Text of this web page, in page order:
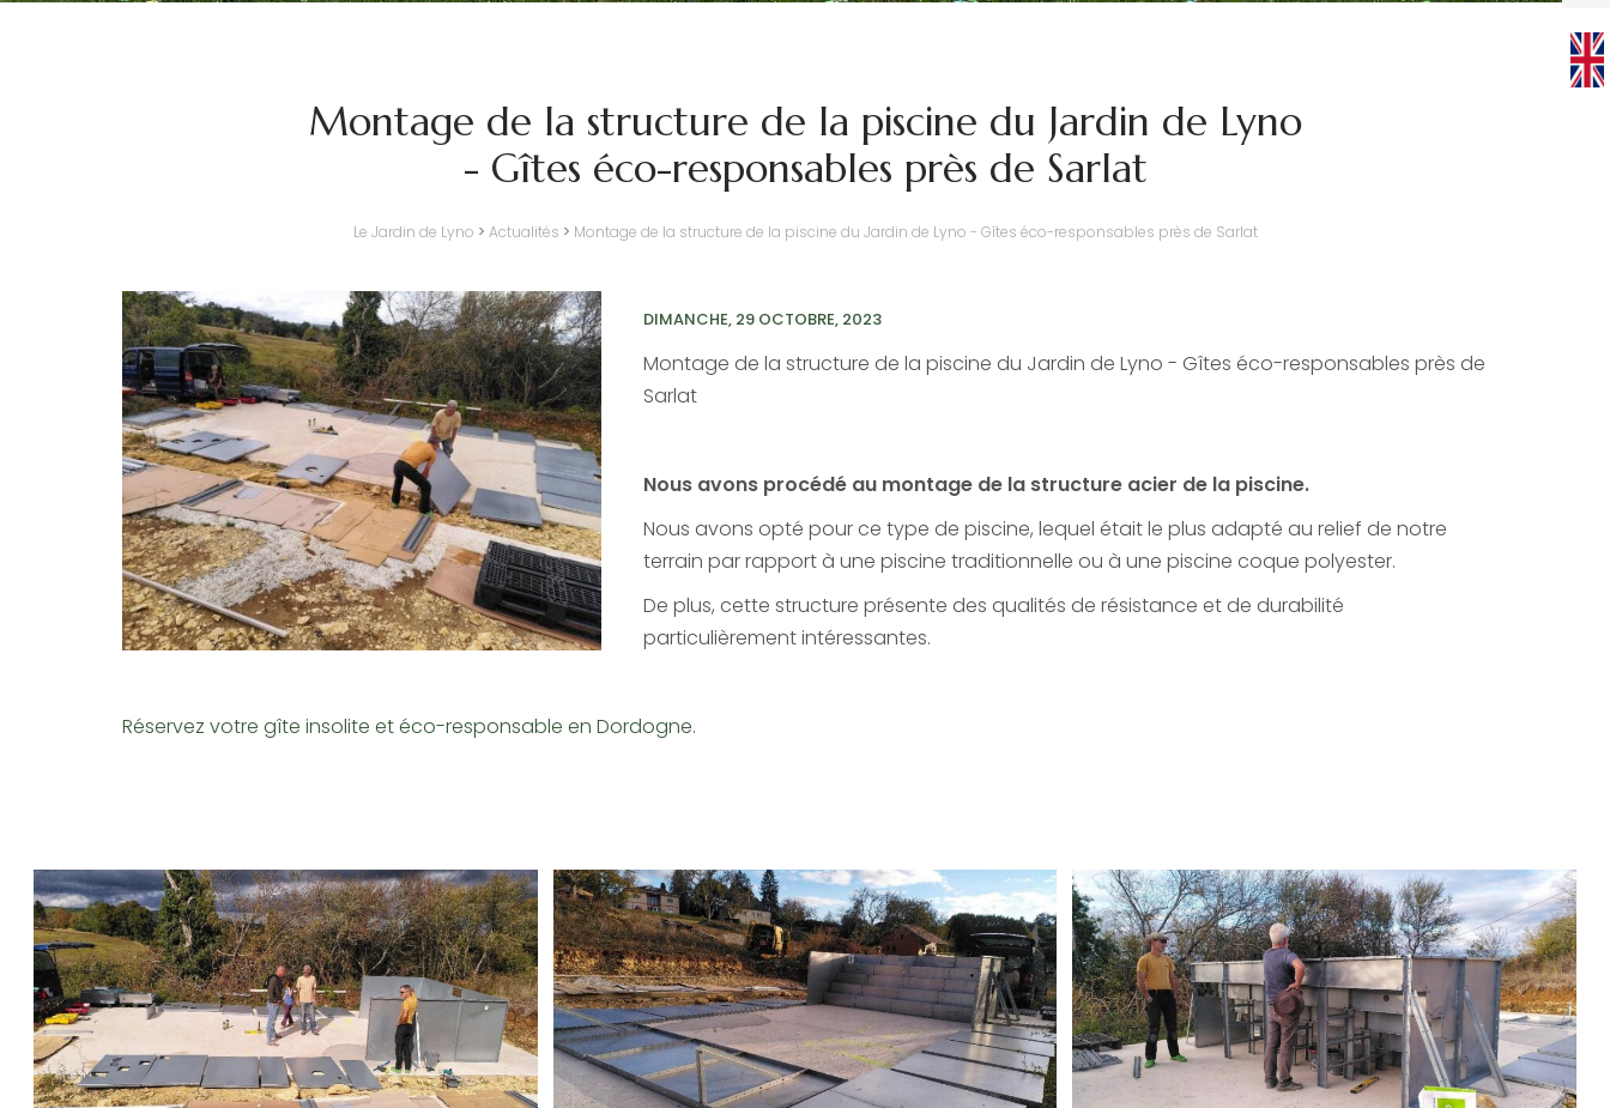
Montage de la structure de la piscine du Jardin de Lyno
- Gîtes éco-responsables près de Sarlat
Le Jardin de Lyno > Actualités > Montage de la structure de la piscine du Jardin de Lyno - Gîtes éco-responsables près de Sarlat
DIMANCHE, 29 OCTOBRE, 2023
Montage de la structure de la piscine du Jardin de Lyno - Gîtes éco-responsables près de
Sarlat
Nous avons procédé au montage de la structure acier de la piscine.
Nous avons opté pour ce type de piscine, lequel était le plus adapté au relief de notre
terrain par rapport à une piscine traditionnelle ou à une piscine coque polyester.
De plus, cette structure présente des qualités de résistance et de durabilité
particulièrement intéressantes.
Réservez votre gîte insolite et éco-responsable en Dordogne.